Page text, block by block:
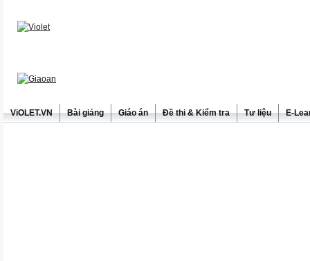
ViOLET.VN Bài giảng Giáo án Đề thi & Kiểm tra Tư liệu E-